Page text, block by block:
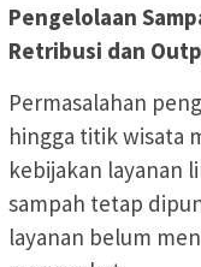
Pengelolaan
Retribusi dan
Permasalahan
hingga titik wisata
kebijakan layanan
sampah tetap
layanan belum